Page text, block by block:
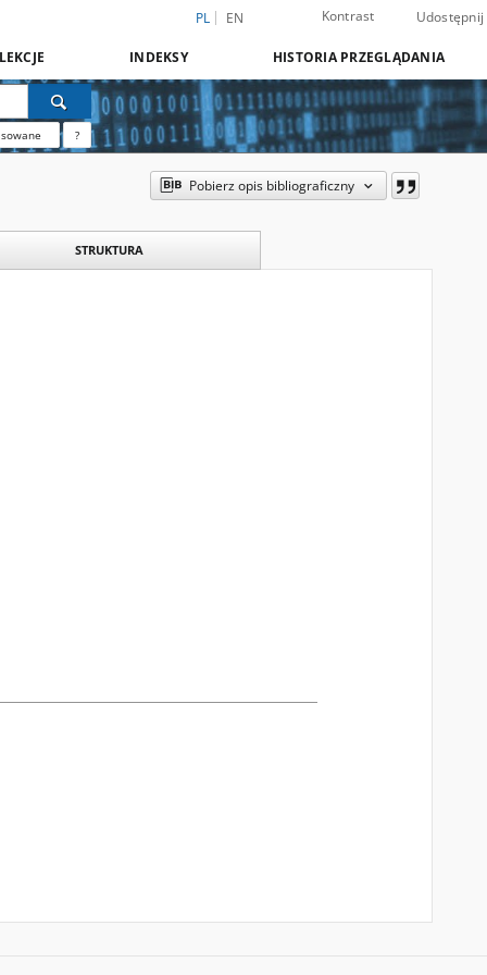
PL EN Kontrast Udostępnij
INDEKSY HISTORIA PRZEGLĄDANIA
?
Pobierz opis bibliograficzny
STRUKTURA